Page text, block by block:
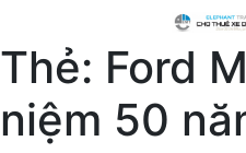
Thẻ: Ford
niệm 50